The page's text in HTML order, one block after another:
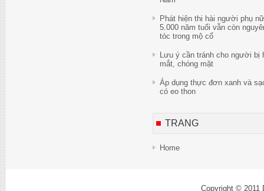
Phát hiện thi hài người phụ nữ
5.000 năm tuổi vẫn còn
tóc trong mộ cổ
Lưu ý cần tránh cho người bị
mắt, chóng mặt
Áp dụng thực đơn xanh và
có eo thon
TRANG
Home
Copyright © 2011